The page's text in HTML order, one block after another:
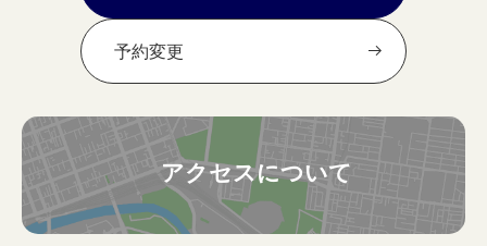
予約変更
アクセスについて